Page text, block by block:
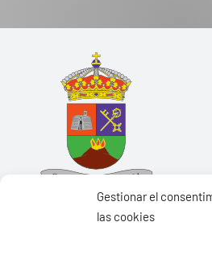
Gestionar el
las cookies